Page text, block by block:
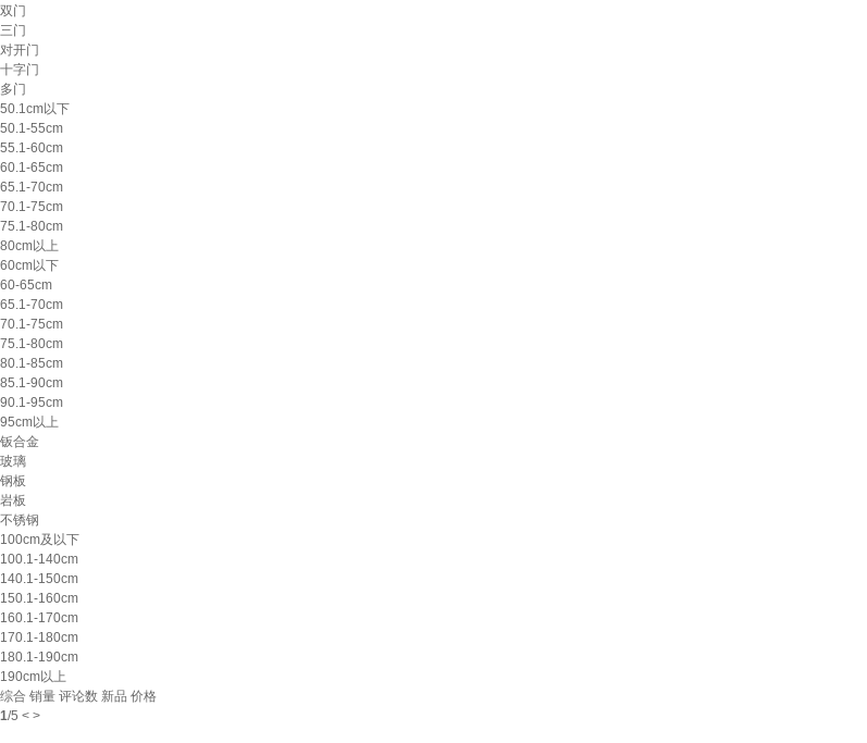
双门
三门
对开门
十字门
多门
50.1cm以下
50.1-55cm
55.1-60cm
60.1-65cm
65.1-70cm
70.1-75cm
75.1-80cm
80cm以上
60cm以下
60-65cm
65.1-70cm
70.1-75cm
75.1-80cm
80.1-85cm
85.1-90cm
90.1-95cm
95cm以上
钣合金
玻璃
钢板
岩板
不锈钢
100cm及以下
100.1-140cm
140.1-150cm
150.1-160cm
160.1-170cm
170.1-180cm
180.1-190cm
190cm以上
综合 销量 评论数 新品 价格
1/5 < >